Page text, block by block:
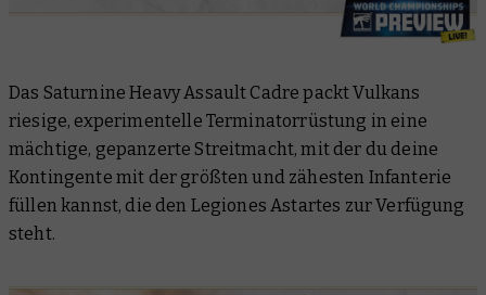
Das Saturnine Heavy Assault Cadre packt Vulkans
riesige, experimentelle Terminatorrüstung in eine
mächtige, gepanzerte Streitmacht, mit der du deine
Kontingente mit der größten und zähesten Infanterie
füllen kannst, die den Legiones Astartes zur Verfügung
steht.